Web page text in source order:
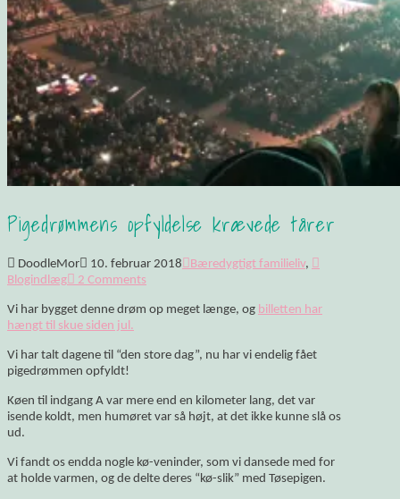
Pigedrømmens opfyldelse krævede tårer
DoodleMor 10. februar 2018 Bæredygtigt familieliv,
Blogindlæg
2 Comments
Vi har bygget denne drøm op meget længe, og billetten har
hængt til skue siden jul.
Vi har talt dagene til “den store dag”, nu har vi endelig fået
pigedrømmen opfyldt!
Køen til indgang A var mere end en kilometer lang, det var
isende koldt, men humøret var så højt, at det ikke kunne slå os
ud.
Vi fandt os endda nogle kø-veninder, som vi dansede med for
at holde varmen, og de delte deres “kø-slik” med Tøsepigen.